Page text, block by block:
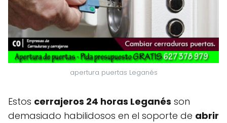
apertura puertas Leganés
Estos cerrajeros 24 horas Leganés son
demasiado habilidosos en el soporte de abrir